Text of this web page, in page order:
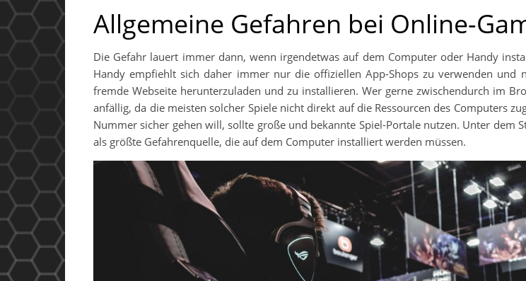
Allgemeine Gefahren bei Online-
Die Gefahr lauert immer dann, wenn irgendetwas auf dem Computer oder Handy
Handy empfiehlt sich daher immer nur die offiziellen App-Shops zu verwenden und
fremde Webseite herunterzuladen und zu installieren. Wer gerne zwischendurch im
anfällig, da die meisten solcher Spiele nicht direkt auf die Ressourcen des Computers
Nummer sicher gehen will, sollte große und bekannte Spiel-Portale nutzen. Unter dem
als größte Gefahrenquelle, die auf dem Computer installiert werden müssen.